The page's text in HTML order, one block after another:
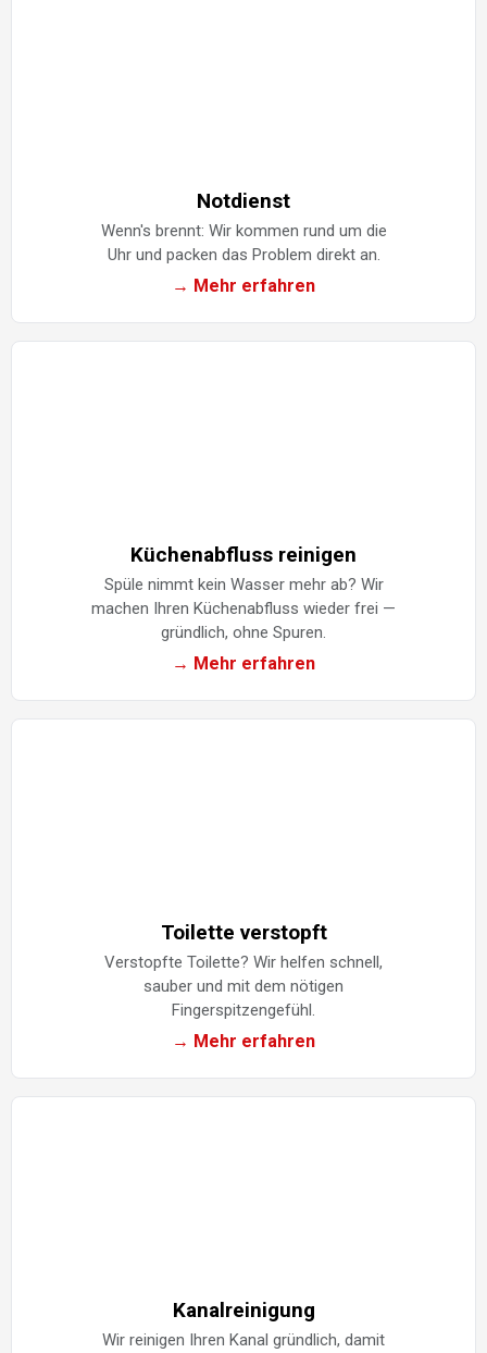
Notdienst
Wenn's brennt: Wir kommen rund um die
Uhr und packen das Problem direkt an.
→ Mehr erfahren
Küchenabfluss reinigen
Spüle nimmt kein Wasser mehr ab? Wir
machen Ihren Küchenabfluss wieder frei —
gründlich, ohne Spuren.
→ Mehr erfahren
Toilette verstopft
Verstopfte Toilette? Wir helfen schnell,
sauber und mit dem nötigen
Fingerspitzengefühl.
→ Mehr erfahren
Kanalreinigung
Wir reinigen Ihren Kanal gründlich, damit